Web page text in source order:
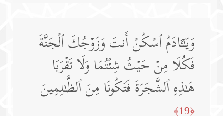
وَیَـٰۤـَٔادَمُ ٱسۡكُنۡ أَنتَ وَزَوۡجُكَ ٱلۡجَنَّةَ
فَكُلَا مِنۡ حَیۡثُ شِئۡتُمَا وَلَا تَقۡرَبَا
هَـٰذِهِ ٱلشَّجَرَةَ فَتَكُونَا مِنَ ٱلظَّـٰلِمِینَ
﴿19﴾